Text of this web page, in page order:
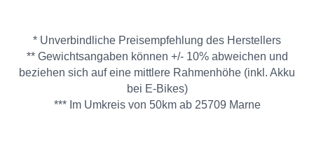
* Unverbindliche Preisempfehlung des Herstellers
** Gewichtsangaben können +/- 10% abweichen und
beziehen sich auf eine mittlere Rahmenhöhe (inkl. Akku
bei E-Bikes)
*** Im Umkreis von 50km ab 25709 Marne